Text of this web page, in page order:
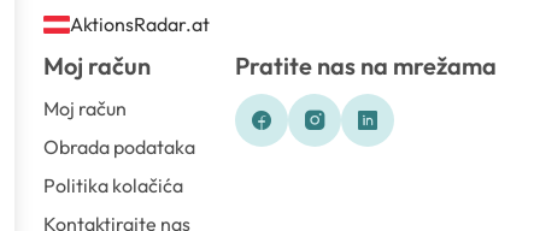
AktionsRadar.at
Moj račun
Moj račun
Obrada podataka
Politika kolačića
Kontaktirajte nas
Pratite nas na mrežama